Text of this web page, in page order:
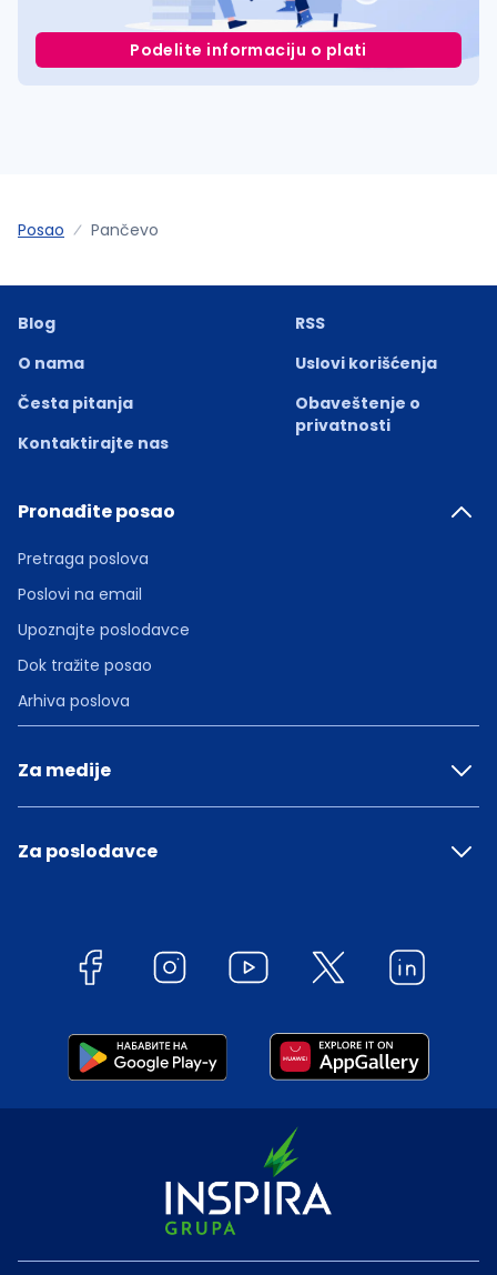
Podelite informaciju o plati
Posao Pančevo
Blog
O nama
Česta pitanja
Kontaktirajte nas
RSS
Uslovi korišćenja
Obaveštenje o
privatnosti
Pronađite posao
Pretraga poslova
Poslovi na email
Upoznajte poslodavce
Dok tražite posao
Arhiva poslova
Za medije
Za poslodavce